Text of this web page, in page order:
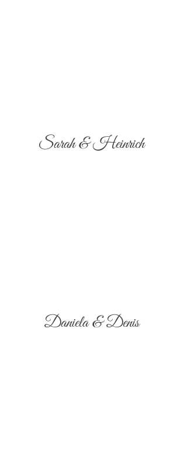
Sarah & Heinrich
Daniela & Denis